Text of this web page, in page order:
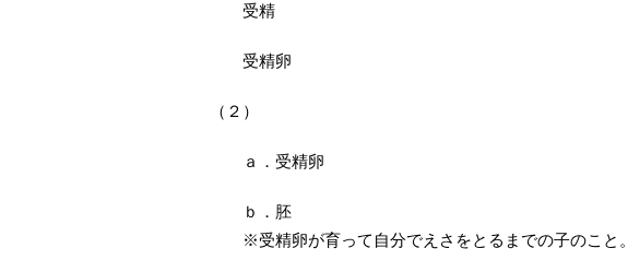
受精
受精卵
（２）
ａ．受精卵
ｂ．胚
※受精卵が育って自分でえさをとるまでの子のこと。